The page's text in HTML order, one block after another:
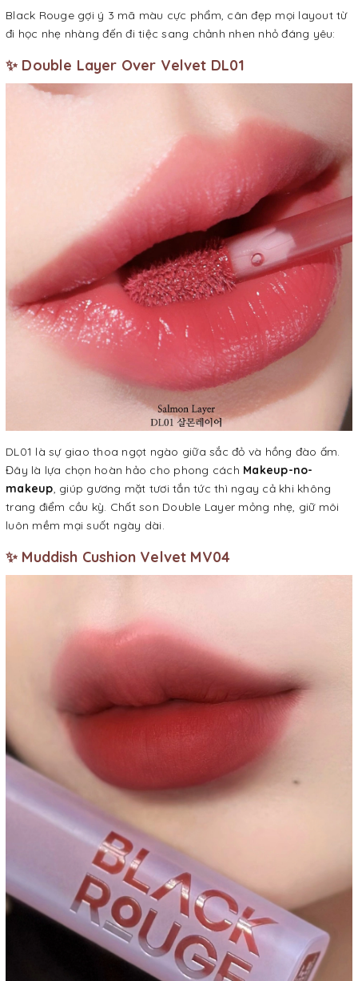
Black Rouge gợi ý 3 mã màu cực phẩm, cân đẹp mọi layout từ
đi học nhẹ nhàng đến đi tiệc sang chảnh nhen nhỏ đáng yêu:
✨ Double Layer Over Velvet DL01
DL01 là sự giao thoa ngọt ngào giữa sắc đỏ và hồng đào ấm.
Đây là lựa chọn hoàn hảo cho phong cách Makeup-no-
makeup, giúp gương mặt tươi tắn tức thì ngay cả khi không
trang điểm cầu kỳ. Chất son Double Layer mỏng nhẹ, giữ môi
luôn mềm mại suốt ngày dài.
✨ Muddish Cushion Velvet MV04